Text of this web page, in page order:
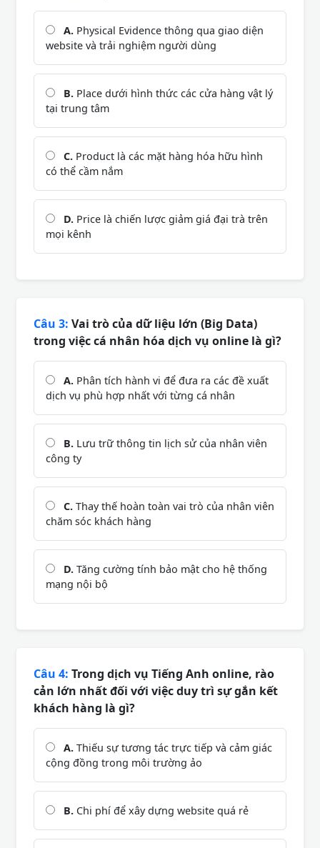
A. Physical Evidence thông qua giao diện
website và trải nghiệm người dùng
B. Place dưới hình thức các cửa hàng vật lý
tại trung tâm
C. Product là các mặt hàng hóa hữu hình
có thể cầm nắm
D. Price là chiến lược giảm giá đại trà trên
mọi kênh
Câu 3: Vai trò của dữ liệu lớn (Big Data)
trong việc cá nhân hóa dịch vụ online là gì?
A. Phân tích hành vi để đưa ra các đề xuất
dịch vụ phù hợp nhất với từng cá nhân
B. Lưu trữ thông tin lịch sử của nhân viên
công ty
C. Thay thế hoàn toàn vai trò của nhân viên
chăm sóc khách hàng
D. Tăng cường tính bảo mật cho hệ thống
mạng nội bộ
Câu 4: Trong dịch vụ Tiếng Anh online, rào
cản lớn nhất đối với việc duy trì sự gắn kết
khách hàng là gì?
A. Thiếu sự tương tác trực tiếp và cảm giác
cộng đồng trong môi trường ảo
B. Chi phí để xây dựng website quá rẻ